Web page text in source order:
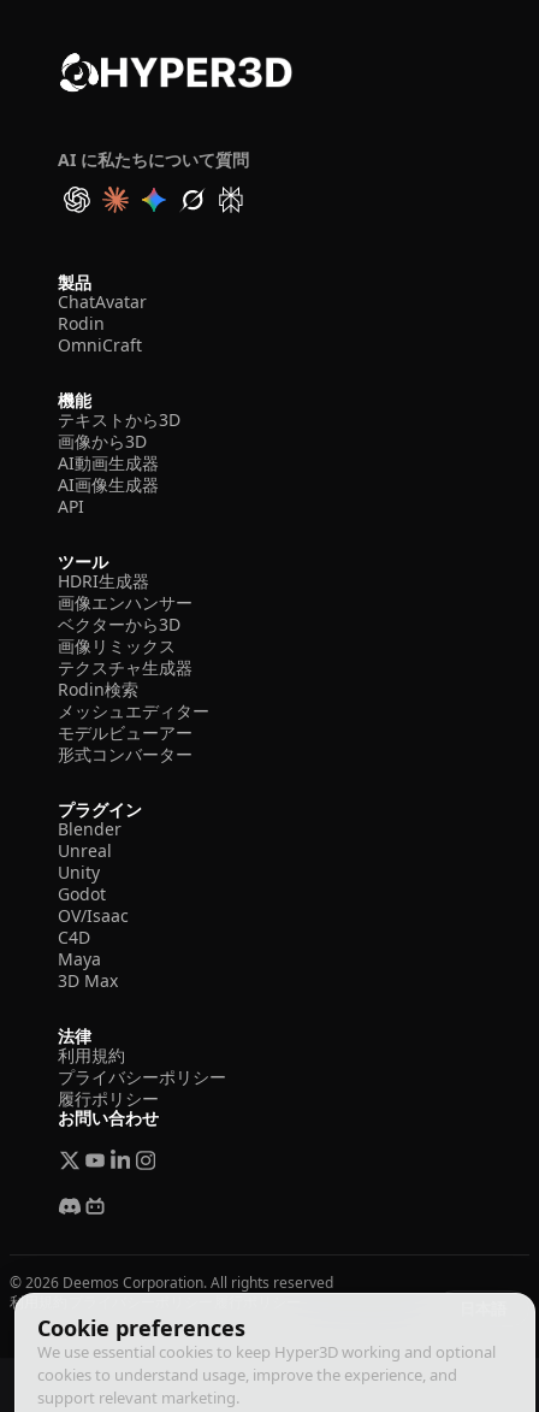
Cookie preferences
We use essential cookies to keep Hyper3D working and optional
cookies to understand usage, improve the experience, and
support relevant marketing.
AI に私たちについて質問
製品
ChatAvatar
Rodin
OmniCraft
機能
テキストから3D
画像から3D
AI動画生成器
AI画像生成器
API
ツール
HDRI生成器
画像エンハンサー
ベクターから3D
画像リミックス
テクスチャ生成器
Rodin検索
メッシュエディター
モデルビューアー
形式コンバーター
プラグイン
Blender
Unreal
Unity
Godot
OV/Isaac
C4D
Maya
3D Max
法律
利用規約
プライバシーポリシー
履行ポリシー
お問い合わせ
© 2026 Deemos Corporation. All rights reserved
利用規約